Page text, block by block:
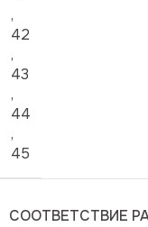
,
42
,
43
,
44
,
45
СООТВЕТСТВИЕ